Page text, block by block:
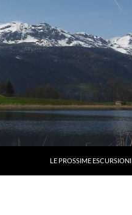
LE PROSSIME ESCURSIONI